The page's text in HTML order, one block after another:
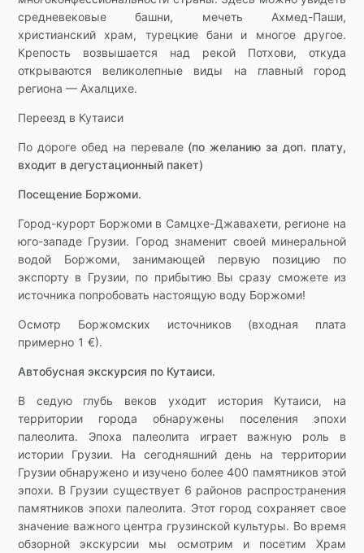
средневековые башни, мечеть Ахмед-Паши,
христианский храм, турецкие бани и многое другое.
Крепость возвышается над рекой Потхови, откуда
открываются великолепные виды на главный город
региона — Ахалцихе.
Переезд в Кутаиси
По дороге обед на перевале (по желанию за доп. плату,
входит в дегустационный пакет)
Посещение Боржоми.
Город-курорт Боржоми в Самцхе-Джавахети, регионе на
юго-западе Грузии. Город знаменит своей минеральной
водой Боржоми, занимающей первую позицию по
экспорту в Грузии, по прибытию Вы сразу сможете из
источника попробовать настоящую воду Боржоми!
Осмотр Боржомских источников (входная плата
примерно 1 €).
Автобусная экскурсия по Кутаиси.
В седую глубь веков уходит история Кутаиси, на
территории города обнаружены поселения эпохи
палеолита. Эпоха палеолита играет важную роль в
истории Грузии. На сегодняшний день на территории
Грузии обнаружено и изучено более 400 памятников этой
эпохи. В Грузии существует 6 районов распространения
памятников эпохи палеолита. Этот город сохраняет свое
значение важного центра грузинской культуры. Во время
обзорной экскурсии мы осмотрим и посетим Храм